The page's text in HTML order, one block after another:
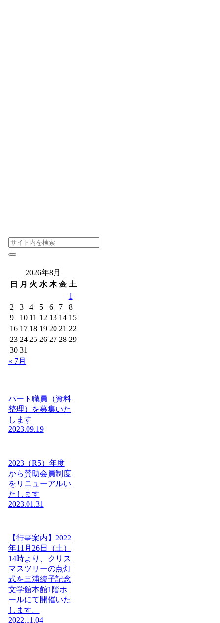
2026年8月
日
月 火 水 木 金 土
1
2
3 4 5 6 7
8
9
10 11 12 13 14 15
16 17 18 19 20 21 22
23 24 25 26 27 28 29
30 31
« 7月
パート職員（資料
整理）を募集いた
します
2023.09.19
2023（R5）年度
から賛助会員制度
をリニューアルい
たします
2023.01.31
【行事案内】2022
年11月26日（土）
14時より、クリス
マスツリーの点灯
式を三浦綾子記念
文学館本館1階ホ
ールにて開催いた
します。
2022.11.04